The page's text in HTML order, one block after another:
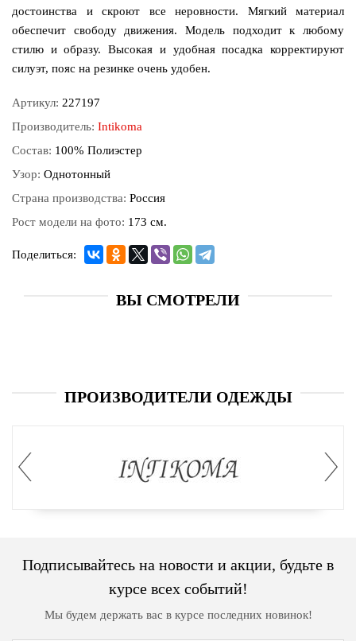
достоинства и скроют все неровности. Мягкий материал
обеспечит свободу движения. Модель подходит к любому
стилю и образу. Высокая и удобная посадка корректируют
силуэт, пояс на резинке очень удобен.
Артикул: 227197
Производитель: Intikoma
Состав: 100% Полиэстер
Узор: Однотонный
Страна производства: Россия
Рост модели на фото: 173 см.
Поделиться:
ВЫ СМОТРЕЛИ
ПРОИЗВОДИТЕЛИ ОДЕЖДЫ
Подписывайтесь на новости и акции, будьте в
курсе всех событий!
Мы будем держать вас в курсе последних новинок!